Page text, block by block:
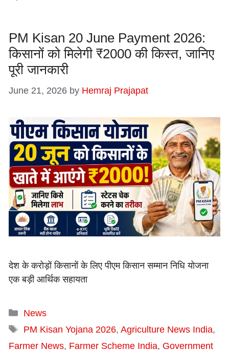
PM Kisan 20 June Payment 2026:
किसानों को मिलेगी ₹2000 की किस्त, जानिए
पूरी जानकारी
June 21, 2026 by Hemraj Prajapat
देश के करोड़ों किसानों के लिए पीएम किसान सम्मान निधि योजना
एक बड़ी आर्थिक सहायता
Categories
News
Tags
PM Kisan Yojana 2026, Agriculture News India,
Farmer News, Farmer Scheme India, Government